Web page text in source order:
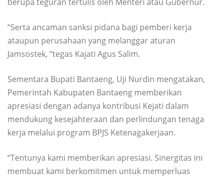
“Serta ancaman sanksi pidana bagi pemberi kerja
ataupun perusahaan yang melanggar aturan
Jamsostek, “tegas Kajati Agus Salim.
Sementara Bupati Bantaeng, Uji Nurdin mengatakan,
Pemerintah Kabupaten Bantaeng memberikan
apresiasi dengan adanya kontribusi Kejati dalam
mendukung kesejahteraan dan perlindungan tenaga
kerja melalui program BPJS Ketenagakerjaan.
“Tentunya kami memberikan apresiasi. Sinergitas ini
membuat kami berkomitmen untuk memperluas